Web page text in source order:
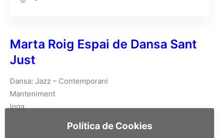
Marta Roig Espai de Dansa Sant
Just
Dansa: Jazz – Contemporani
Manteniment
Ioga
Política de Cookies